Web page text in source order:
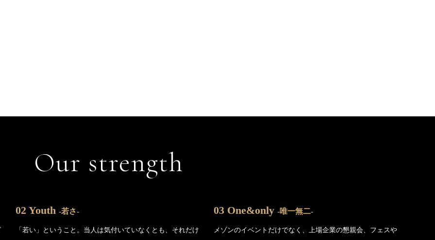
Our strength
02 Youth -若さ-
「若い」ということ。当人は気付いていなくとも、それだけ
03 One&only -唯一無二-
メゾンのイベントだけでなく、上場企業の懇親会、フェスや